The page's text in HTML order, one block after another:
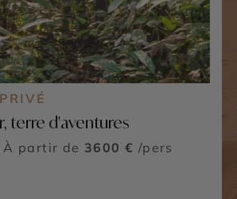
terre d'aventures
À partir de 3600 € /pers